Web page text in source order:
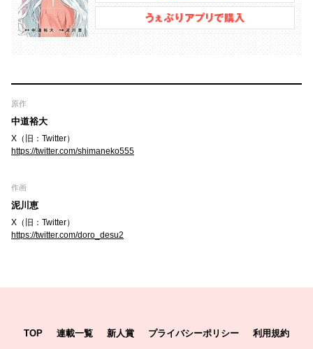
原作
中道裕大
X（旧：Twitter）
https://twitter.com/shimaneko555
作画
泥川恵
X（旧：Twitter）
https://twitter.com/doro_desu2
TOP 連載一覧 新人賞 プライバシーポリシー 利用規約